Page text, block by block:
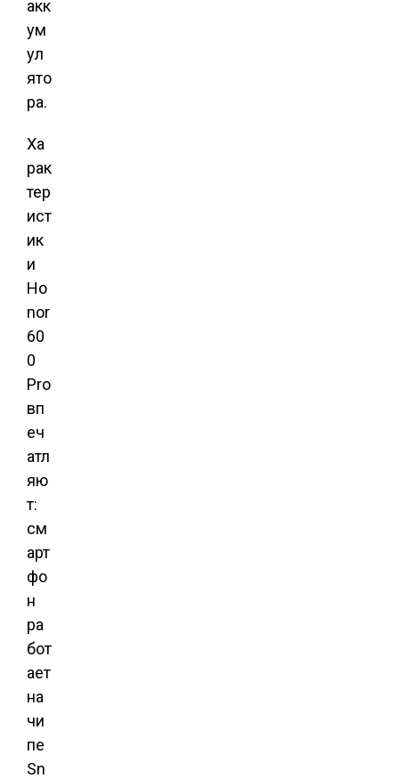
акк
ум
ул
ято
ра.
Ха
рак
тер
ист
ик
и
Ho
nor
60
0
Pro
вп
еч
атл
яю
т:
см
арт
фо
н
ра
бот
ает
на
чи
пе
Sn